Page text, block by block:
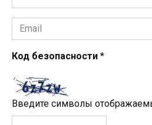
*
Email
*
Код безопасности *
Введите символы